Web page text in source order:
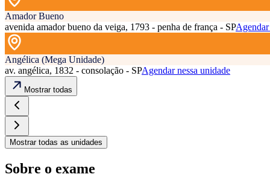
Amador Bueno
avenida amador bueno da veiga, 1793 - penha de frança - SPAgendar
Angélica (Mega Unidade)
av. angélica, 1832 - consolação - SPAgendar nessa unidade
Mostrar todas
Mostrar todas as unidades
Sobre o exame